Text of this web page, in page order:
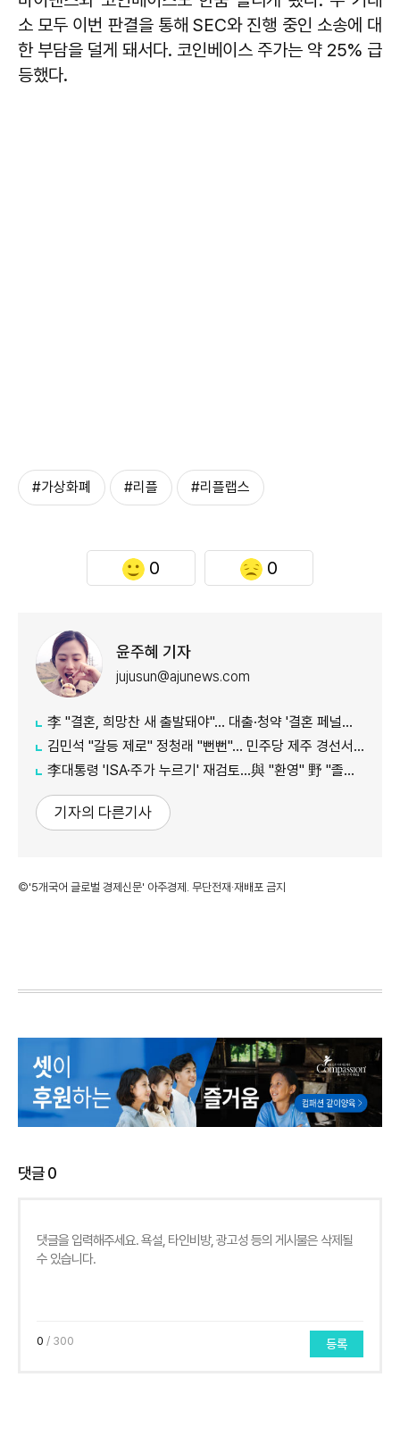
소 모두 이번 판결을 통해 SEC와 진행 중인 소송에 대
한 부담을 덜게 돼서다. 코인베이스 주가는 약 25% 급
등했다.
#가상화폐 #리플 #리플랩스
0 0
윤주혜 기자
jujusun@ajunews.com
李 "결혼, 희망찬 새 출발돼야"… 대출·청약 '결혼 페널티' 손본다
김민석 "갈등 제로" 정청래 "뻔뻔"… 민주당 제주 경선서 격돌
李대통령 'ISA·주가 누르기' 재검토…與 "환영" 野 "졸속 국정"
기자의 다른기사
©'5개국어 글로벌 경제신문' 아주경제. 무단전재·재배포 금지
댓글0
0 / 300 등록